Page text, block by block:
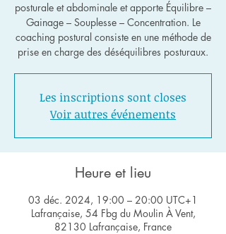
posturale et abdominale et apporte Équilibre –
Gainage – Souplesse – Concentration. Le
coaching postural consiste en une méthode de
Les inscriptions sont closes
Voir autres événements
Heure et lieu
03 déc. 2024, 19:00 – 20:00 UTC+1
Lafrançaise, 54 Fbg du Moulin À Vent,
82130 Lafrançaise, France